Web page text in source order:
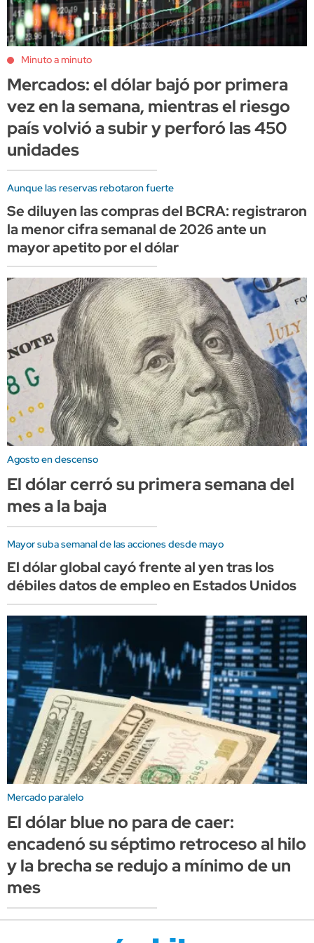
Minuto a minuto
Mercados: el dólar bajó por primera
vez en la semana, mientras el riesgo
país volvió a subir y perforó las 450
unidades
Aunque las reservas rebotaron fuerte
Se diluyen las compras del BCRA: registraron
la menor cifra semanal de 2026 ante un
mayor apetito por el dólar
Agosto en descenso
El dólar cerró su primera semana del
mes a la baja
Mayor suba semanal de las acciones desde mayo
El dólar global cayó frente al yen tras los
débiles datos de empleo en Estados Unidos
Mercado paralelo
El dólar blue no para de caer:
encadenó su séptimo retroceso al hilo
y la brecha se redujo a mínimo de un
mes